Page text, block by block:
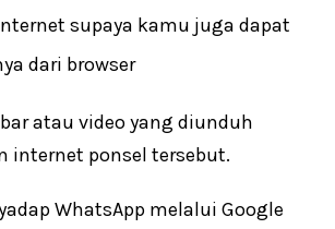
supaya kamu juga dapat
dari browser
atau video yang diunduh
internet ponsel tersebut.
WhatsApp melalui Google